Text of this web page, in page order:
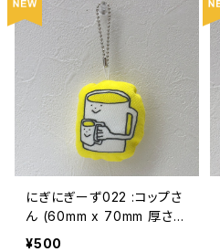
にぎにぎーず022 :コップさ
ん (60mm x 70mm 厚さ2
0mmくらい)
¥500